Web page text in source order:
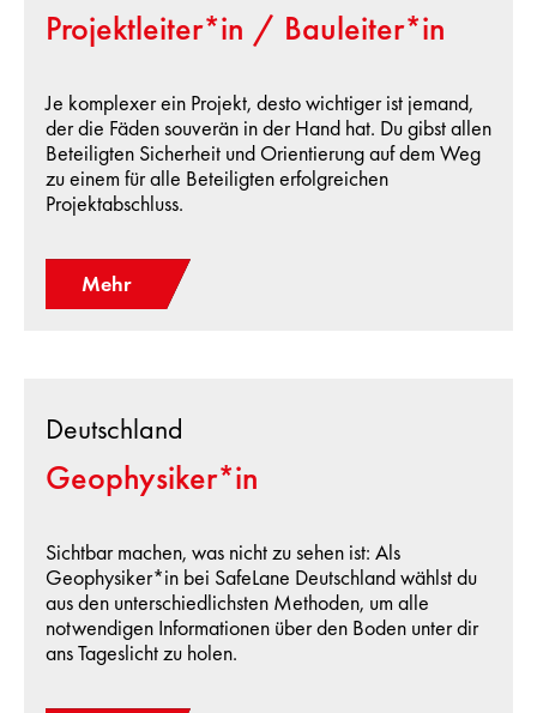
Projektleiter*in / Bauleiter*in
Je komplexer ein Projekt, desto wichtiger ist jemand,
der die Fäden souverän in der Hand hat. Du gibst allen
Beteiligten Sicherheit und Orientierung auf dem Weg
zu einem für alle Beteiligten erfolgreichen
Projektabschluss.
Mehr
Deutschland
Geophysiker*in
Sichtbar machen, was nicht zu sehen ist: Als
Geophysiker*in bei SafeLane Deutschland wählst du
aus den unterschiedlichsten Methoden, um alle
notwendigen Informationen über den Boden unter dir
ans Tageslicht zu holen.